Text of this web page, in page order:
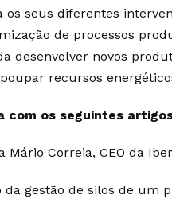
os seus diferentes
de processos
desenvolver novos
recursos
com os seguintes
Mário Correia, CEO da
da gestão de silos de um